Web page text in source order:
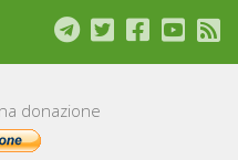
donazione